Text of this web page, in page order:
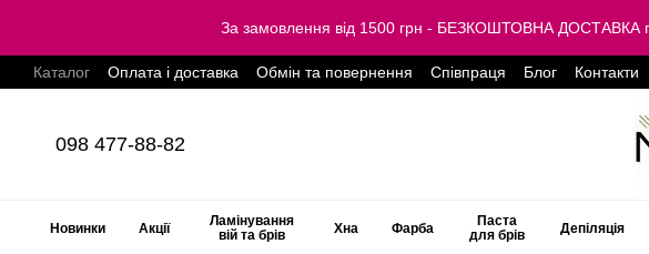
За замовлення від 1500 грн - БЕЗКОШТОВНА
Каталог Оплата і доставка Обмін та повернення Співпраця Блог Контакти
098 477-88-82
Новинки Акції
Ламінування
вій та брів
Хна Фарба
Паста
для брів
Депіляція